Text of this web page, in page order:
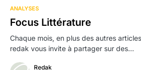
ANALYSES
Focus Littérature
Chaque mois, en plus des autres
redak vous invite à partager sur des…
Redak